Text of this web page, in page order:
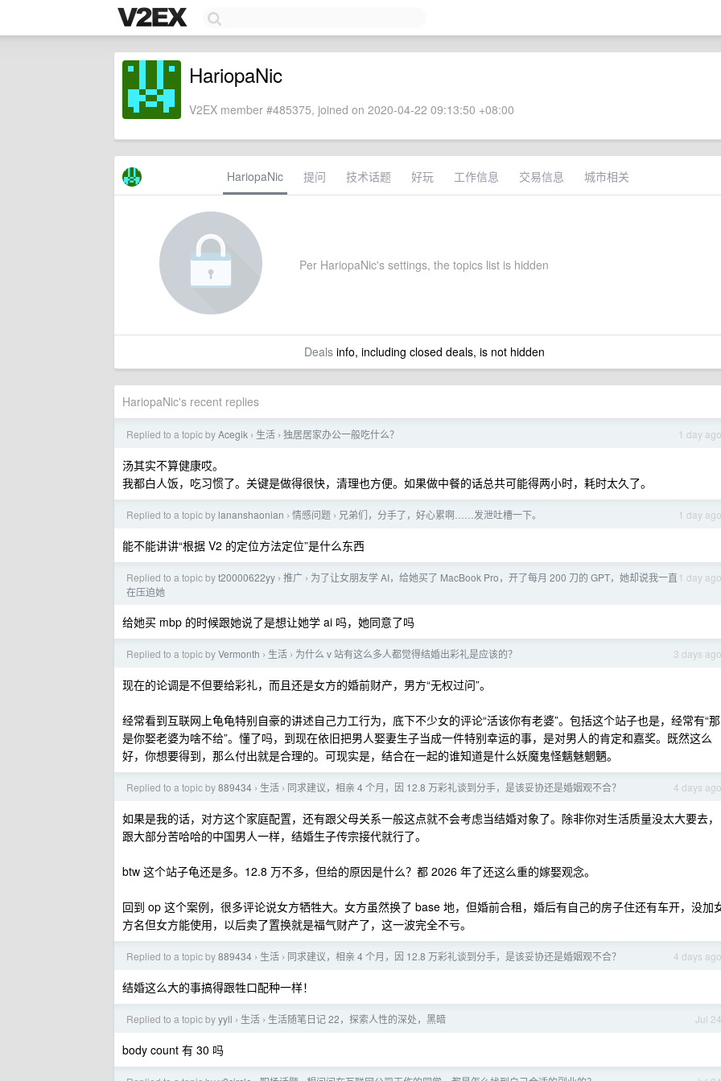
HariopaNic
V2EX member #485375, joined on 2020-04-22 09:13:50 +08:00
HariopaNic 提问 技术话题 好玩 工作信息 交易信息 城市相关
Per HariopaNic's settings, the topics list is hidden
Dealsinfo, including closed deals, is not hidden
HariopaNic's recent replies
1 day ago
Replied to a topic byAcegik › 生活 › 独居居家办公一般吃什么？
汤其实不算健康哎。
我都白人饭，吃习惯了。关键是做得很快，清理也方便。如果做中餐的话总共可能得两小时，耗时太久了。
1 day ago
Replied to a topic by lananshaonian › 情感问题 › 兄弟们，分手了，好心累啊……发泄吐槽一下。
能不能讲讲“根据 V2 的定位方法定位”是什么东西
1 day ago
Replied to a topic byt20000622yy › 推广 › 为了让女朋友学 AI，给她买了 MacBook Pro，开了每月 200 刀的 GPT，她却说我一直
在压迫她
给她买 mbp 的时候跟她说了是想让她学 ai 吗，她同意了吗
3 days ago
Replied to a topic byVermonth › 生活 › 为什么 v 站有这么多人都觉得结婚出彩礼是应该的？
现在的论调是不但要给彩礼，而且还是女方的婚前财产，男方“无权过问”。
经常看到互联网上龟龟特别自豪的讲述自己力工行为，底下不少女的评论“活该你有老婆”。包括这个站子也是，经常有“那
是你娶老婆为啥不给”。懂了吗，到现在依旧把男人娶妻生子当成一件特别幸运的事，是对男人的肯定和嘉奖。既然这么
好，你想要得到，那么付出就是合理的。可现实是，结合在一起的谁知道是什么妖魔鬼怪魑魅魍魉。
4 days ago
Replied to a topic by889434 › 生活 › 同求建议，相亲 4 个月，因 12.8 万彩礼谈到分手，是该妥协还是婚姻观不合？
如果是我的话，对方这个家庭配置，还有跟父母关系一般这点就不会考虑当结婚对象了。除非你对生活质量没太大要去，
跟大部分苦哈哈的中国男人一样，结婚生子传宗接代就行了。
btw 这个站子龟还是多。12.8 万不多，但给的原因是什么？都 2026 年了还这么重的嫁娶观念。
回到 op 这个案例，很多评论说女方牺牲大。女方虽然换了 base 地，但婚前合租，婚后有自己的房子住还有车开，没加
方名但女方能使用，以后卖了置换就是福气财产了，这一波完全不亏。
4 days ago
Replied to a topic by889434 › 生活 › 同求建议，相亲 4 个月，因 12.8 万彩礼谈到分手，是该妥协还是婚姻观不合？
结婚这么大的事搞得跟牲口配种一样！
Jul 24
Replied to a topic byyyll › 生活 › 生活随笔日记 22，探索人性的深处，黑暗
body count 有 30 吗